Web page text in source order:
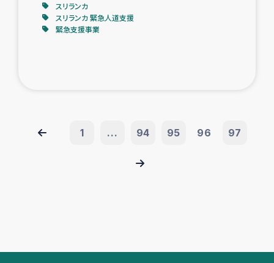
スリランカ
スリランカ 緊急人道支援
緊急支援事業
1 ... 94 95 96 97